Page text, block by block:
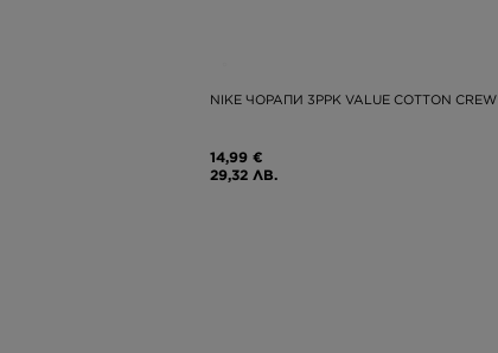
NIKE ЧОРАПИ 3PPK VALUE COTTON CREW
14,99 €
29,32 ЛВ.